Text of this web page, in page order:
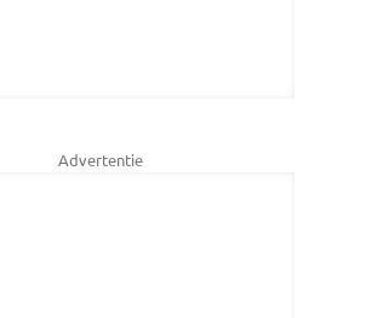
Advertentie